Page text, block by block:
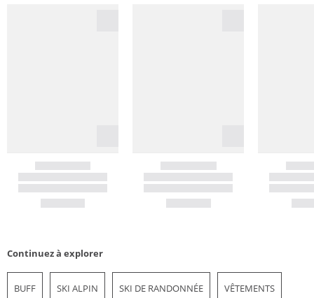
Continuez à explorer
BUFF SKI ALPIN SKI DE RANDONNÉE VÊTEMENTS